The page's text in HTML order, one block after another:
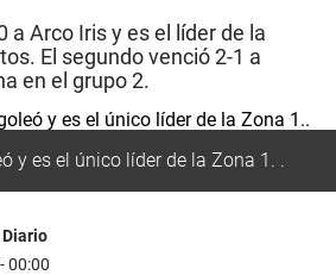
a Arco Iris y es el líder de la
El segundo venció 2-1 a
en el grupo 2.
y es el único líder de la Zona 1. .
00:00